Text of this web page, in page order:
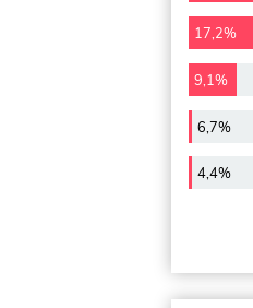
17,2%
9,1%
6,7%
4,4%